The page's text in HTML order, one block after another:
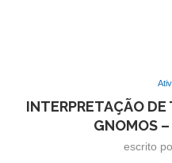
INTERPRETAÇÃO
GNOMOS –
escrito